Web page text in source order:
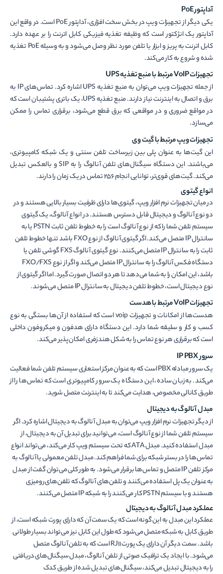
آداپتورPoE
یکی دیگر از تجهیزات ویپ در بخش سخت افزاری، آداپتور PoE است. در واقع این
آداپتور یک انژکتور است که وظیفه تغذیه فیزیکی کابل اترنت را بر عهده دارد.
کابل اترنت به پریز و ابزار یا تلفن مورد نظر وصل می‌شود و به وسیله PoE تغذیه
شده و شروع به کار می‌کند.
تجهیزات VoIP مرتبط با منبع تغذیه UPS
از جمله تجهیزات ویپ می‌توان به منبع تغذیه UPS اشاره کرد. تماس‌های IP به
برق و اتصال به اینترنت نیاز دارند. منبع تغذیه UPS، یک باتری پشتیبان است که
در مواقع ضروری و در مواقعی که برق قطع می‌شود، برقراری تماس را ممکن
می‌سازد.
تجهیزات ویپ مرتبط با گیتوی
این گیت‌ها به عنوان پلی بین زیرساخت تلفن سنتی و یک شبکه کامپیوتری،
می‌باشند. این دستگاه سیگنال‌های تلفن آنالوگ را به SIP و بالعکس تبدیل
می‌کند. گیت‌های قوی‌تر، توانایی انجام 256 تماس در یک زمان را دارند.
انواع گیتوی
در میان تجهیزات نرم افزار ویپ، گیتوی‌ها دارای ظرفیت بسیار بالایی هستند و در
دو نوع آنالوگ و دیجیتال قابل دسترس هستند. در انواع آنالوگ، یک گیتوی
سیستم تلفن شما را که از نوع آنالوگ است را به خطوط تلفن ثابت PSTN یا به
سانترال IP متصل می‌کند. اگر گیتوی آنالوگ از نوع FXO باشد تنها خطوط تلفن
ثابت را به سانترال IP متصل می‌کنند. نوع گیتوی آنالوگ FXS گوشی تلفن یا
دستگاه فکس آنالوگ را به سانترال IP متصل می‌کند و اگر از نوع FXO/FXS
باشد، این امکان را به شما می‌دهد تا هر دو اتصال صورت گیرد. اما اگر گیتوی از
نوع دیجیتال است، خطوط تلفن دیجیتال به سانترال IP متصل می‌شوند.
تجهیزات VoIP مرتبط با هدست
هدست‌ها از امکانات و تجهیزات voip است که استفاده از آن‌ها بستگی به نوع
کسب و کار و سلیقه شما دارد. این دستگاه دارای هدفون و میکروفون داخلی
است که برقراری هر نوع تماس را به شکل هندزفری امکان‌پذیر می‌کند.
سرورIP PBX
یک سرور مبادله PBX است که به عنوان مرکز استعاری سیستم تلفن شما فعالیت
می‌کند. به زبان ساده، این دستگاه یک سرور کامپیوتری است که تماس‌ها را از
طریق کانالی مخصوص، هدایت می‌کند تا به اینترنت متصل شوید.
مبدل آنالوگ به دیجیتال
از دیگر تجهیزات نرم افزار ویپ می‌توان به مبدل آنالوگ به دیجیتال اشاره کرد. اگر
سیستم تلفن شما از نوع آنالوگ است، می‌توانید برای تبدیل آن به دیجیتال، از
مبدل استفاده کنید. مبدل ATA که تحت سیستم ویپ کار می‌کند، می‌تواند انواع
تماس‌ها را در بستر شبکه برای شما فراهم کند. مبدل تلفن معمولی یا آنالوگ به
مرکز تلفن IP متصل و تماس‌ها برقرار می‌شود. به طور کلی می‌توان گفت از مبدل
به عنوان یک پل استفاده می‌کنند و تلفن‌های آنالوگ که تلفن‌های رومیزی
هستند و با سیستم PSTN کار می‌کنند را به شبکه IP متصل می‌کنند.
عملکرد مبدل آنالوگ به دیجیتال
عملکرد این مبدل به این گونه است که یک سمت آن که دارای پورت شبکه است، از
طریق کابل به شبکه متصل می‌شود که طول این کابل نیز می‌تواند بسیار طولانی
باشد. سمت دیگر آن دارای یک پورت RJ11 است که به تلفن آنالوگ متصل
می‌شود. با ایجاد یک ترافیک صوتی از تلفن آنالوگ، مبدل سیگنال‌های دریافتی
را به دیجیتال تبدیل می‌کند، سیگنال‌های تبدیل شده از طریق کدک